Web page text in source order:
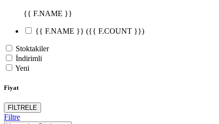
{{ F.NAME }}
{{ F.NAME }} ({{ F.COUNT }})
Stoktakiler
İndirimli
Yeni
Fiyat
FİLTRELE
Filtre